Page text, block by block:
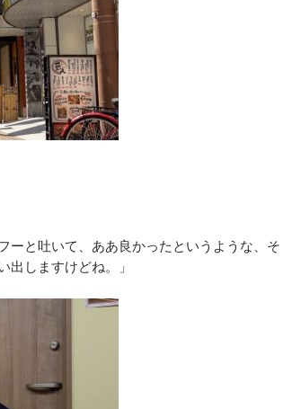
と吐いて、ああ良かったというような、そ
しますけどね。」